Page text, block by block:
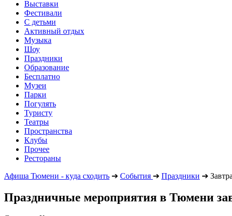
Выставки
Фестивали
С детьми
Активный отдых
Музыка
Шоу
Праздники
Образование
Бесплатно
Музеи
Парки
Погулять
Туристу
Театры
Пространства
Клубы
Прочее
Рестораны
Афиша Тюмени - куда сходить ➔ События ➔ Праздники ➔ Завтра
Праздничные мероприятия в Тюмени